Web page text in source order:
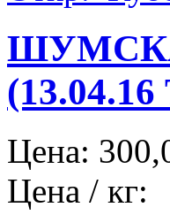
Цена:
Цена / кг: